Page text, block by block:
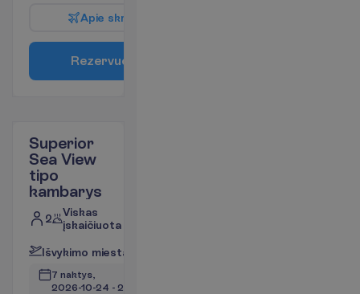
Apie skr
Rezervuo
Superior
Sea View
tipo
kambarys
2
Viskas
įskaičiuota
Išvykimo miesta
7 naktys,
2026-10-24 - 2026-10-31